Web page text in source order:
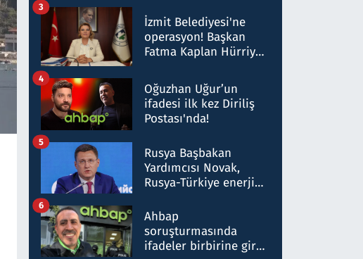
Milyar liralık para
trafiği tespit edildi
İzmit Belediyesi'ne
operasyon! Başkan
Fatma Kaplan Hürriyet
3
Oğuzhan Uğur’un
ifadesi ilk kez Diriliş
Postası'nda!
4
Rusya Başbakan
Yardımcısı Novak,
Rusya-Türkiye enerji
nitelikte olduğunu
belirtti
5
Ahbap
soruşturmasında
ifadeler birbirine girdi:
6